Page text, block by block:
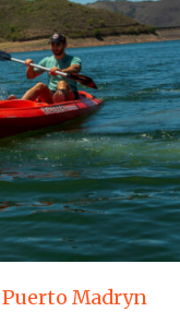
Puerto Madryn